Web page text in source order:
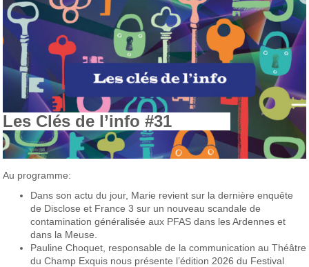
Les Clés de l’info #31
Au programme:
Dans son actu du jour, Marie revient sur la dernière enquête
de Disclose et France 3 sur un nouveau scandale de
contamination généralisée aux PFAS dans les Ardennes et
dans la Meuse.
Pauline Choquet, responsable de la communication au Théâtre
du Champ Exquis nous présente l’édition 2026 du Festival